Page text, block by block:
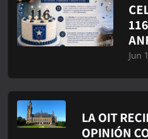
Jun
LA OIT
OPINIÓN